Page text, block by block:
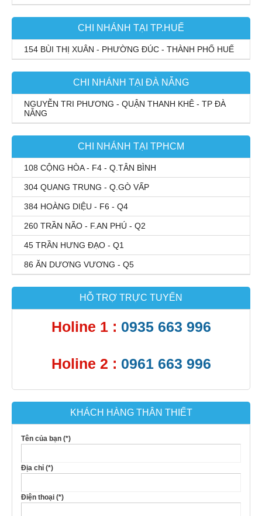
CHI NHÁNH TẠI TP.HUẾ
154 BÙI THỊ XUÂN - PHƯỜNG ĐÚC - THÀNH PHỐ HUẾ
CHI NHÁNH TẠI ĐÀ NẴNG
NGUYỄN TRI PHƯƠNG - QUẬN THANH KHÊ - TP ĐÀ
NẴNG
CHI NHÁNH TẠI TPHCM
108 CỘNG HÒA - F4 - Q.TÂN BÌNH
304 QUANG TRUNG - Q.GÒ VẤP
384 HOÀNG DIỆU - F6 - Q4
260 TRẦN NÃO - F.AN PHÚ - Q2
45 TRẦN HƯNG ĐẠO - Q1
86 ĂN DƯƠNG VƯƠNG - Q5
HỖ TRỢ TRỰC TUYẾN
Holine 1 : 0935 663 996
Holine 2 : 0961 663 996
KHÁCH HÀNG THÂN THIẾT
Tên của bạn (*)
Địa chỉ (*)
Điện thoại (*)